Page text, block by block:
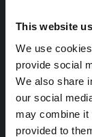
This website
We use
provide social
We also share
our social
may combine it
provided to
Community
Monetarisierung
Integration von
Fleet Charging